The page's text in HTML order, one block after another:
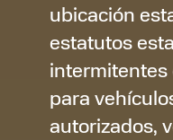
ubicación
estatutos
intermitentes
para
autorizados,